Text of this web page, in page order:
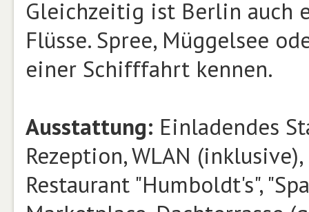
Gleichzeitig ist Berlin auch
Flüsse. Spree, Müggelsee
einer Schifffahrt kennen.
Ausstattung: Einladendes
Rezeption, WLAN
Restaurant "Humboldt's",